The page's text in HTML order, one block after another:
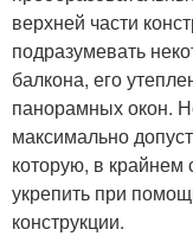
верхней части
подразумевать
балкона, его
панорамных окон.
максимально
которую, в
укрепить при
конструкции.